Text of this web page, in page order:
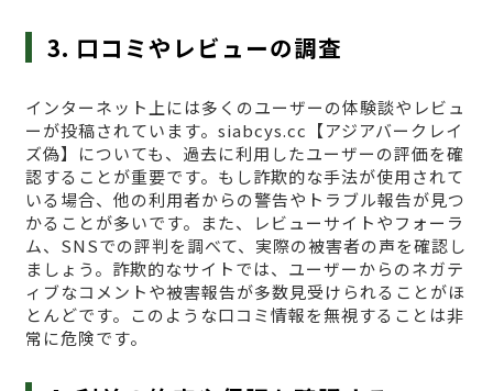
3. 口コミやレビューの調査
インターネット上には多くのユーザーの体験談やレビュ
ーが投稿されています。siabcys.cc【アジアバークレイ
ズ偽】についても、過去に利用したユーザーの評価を確
認することが重要です。もし詐欺的な手法が使用されて
いる場合、他の利用者からの警告やトラブル報告が見つ
かることが多いです。また、レビューサイトやフォーラ
ム、SNSでの評判を調べて、実際の被害者の声を確認し
ましょう。詐欺的なサイトでは、ユーザーからのネガテ
ィブなコメントや被害報告が多数見受けられることがほ
とんどです。このような口コミ情報を無視することは非
常に危険です。